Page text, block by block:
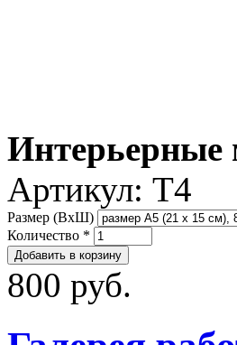
Интерьерные
Артикул: T4
Размер (ВxШ)
Количество *
800 руб.